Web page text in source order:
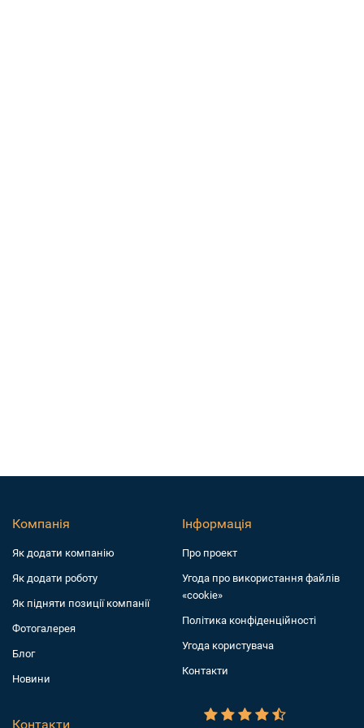
Компанія
Як додати компанiю
Як додати роботу
Як підняти позиції компанії
Фотогалерея
Блог
Новини
Інформація
Про проект
Угода про використання файлів
«cookie»
Політика конфіденційності
Угода користувача
Контакти
Контакти